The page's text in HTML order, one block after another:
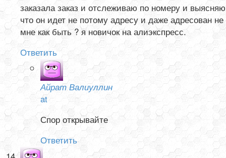
заказала заказ и отслеживаю по номеру и выясняю
что он идет не потому адресу и даже адресован не
мне как быть ? я новичок на алиэкспресс.
Ответить
Айрат Валиуллин
at
Спор открывайте
Ответить